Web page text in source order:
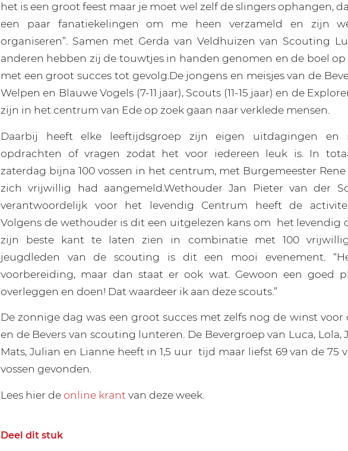
het is een groot feest maar je moet wel zelf de slingers ophangen,
een paar fanatiekelingen om me heen verzameld en zijn
organiseren”. Samen met Gerda van Veldhuizen van Scouting
anderen hebben zij de touwtjes in handen genomen en de boel
met een groot succes tot gevolg.De jongens en meisjes van de
Welpen en Blauwe Vogels (7-11 jaar), Scouts (11-15 jaar) en de
zijn in het centrum van Ede op zoek gaan naar verklede mensen.
Daarbij heeft elke leeftijdsgroep zijn eigen uitdagingen en
opdrachten of vragen zodat het voor iedereen leuk is. In
zaterdag bijna 100 vossen in het centrum, met Burgemeester
zich vrijwillig had aangemeld.Wethouder Jan Pieter van der
verantwoordelijk voor het levendig Centrum heeft de
Volgens de wethouder is dit een uitgelezen kans om het levendig
zijn beste kant te laten zien in combinatie met 100
jeugdleden van de scouting is dit een mooi evenement.
voorbereiding, maar dan staat er ook wat. Gewoon een goed
overleggen en doen! Dat waardeer ik aan deze scouts.”
De zonnige dag was een groot succes met zelfs nog de winst voor
en de Bevers van scouting lunteren. De Bevergroep van Luca, Lola,
Mats, Julian en Lianne heeft in 1,5 uur tijd maar liefst 69 van de 75
vossen gevonden.
Lees hier deonline krant van deze week.
Deel dit stuk